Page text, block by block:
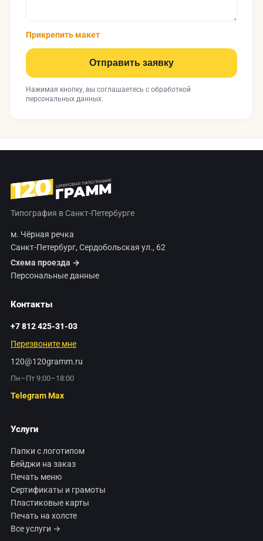
Прикрепить макет
Отправить заявку
Нажимая кнопку, вы соглашаетесь с обработкой
персональных данных.
Типография в Санкт-Петербурге
м. Чёрная речка
Санкт-Петербург, Сердобольская ул., 62
Схема проезда →
Персональные данные
Контакты
+7 812 425-31-03
Перезвоните мне
120@120gramm.ru
Пн–Пт 9:00–18:00
TelegramMax
Услуги
Папки с логотипом
Бейджи на заказ
Печать меню
Сертификаты и грамоты
Пластиковые карты
Печать на холсте
Все услуги →